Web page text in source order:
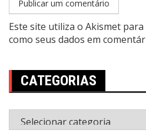
Este site utiliza o Akismet
como seus dados em
CATEGORIAS
Categorias